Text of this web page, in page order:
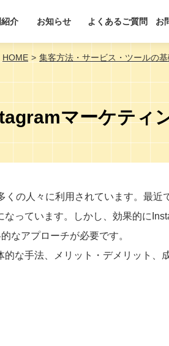
介 お知らせ よくあるご質問 お
HOME 集客方法・サービス・ツールの
マーケティ
の人々に利用されています。最近
っています。しかし、効果的に
なアプローチが必要です。
な手法、メリット・デメリット、